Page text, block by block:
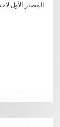
المصدر الأول